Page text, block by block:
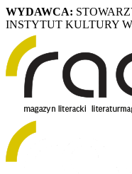
WYDAWCA:
INSTYTUT KULTURY